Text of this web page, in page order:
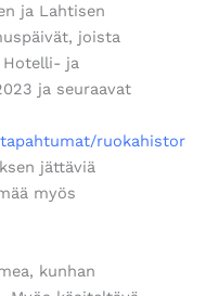
ja Lahtisen
joista
ja
ja seuraavat
ruokahistor
jättäviä
myös
kunhan